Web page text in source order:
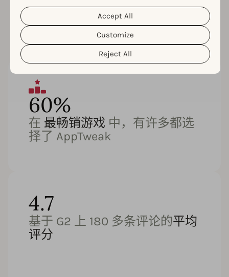
personal data and the different cookies we use, please
read our
Cookie Policy&Privacy Policy
customize your cookie settings and preferences by
clicking the “Customize” button.
Reject All
Customize
Accept All
60%
在 最畅销游戏 中，有许多都选
择了 AppTweak
4.7
基于 G2 上 180 多条评论的平均
评分